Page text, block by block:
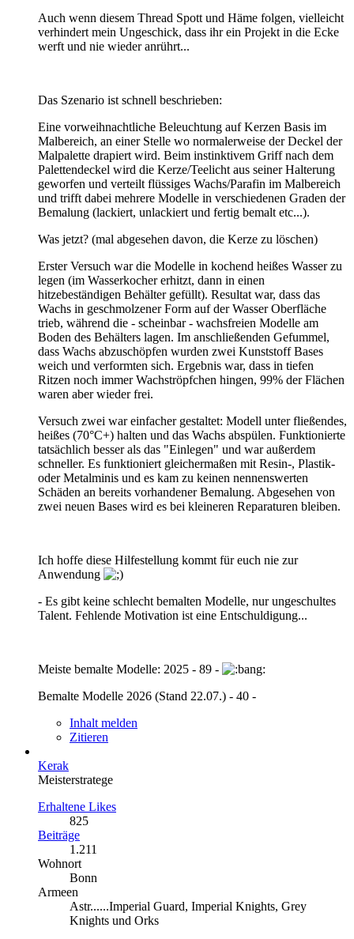
Auch wenn diesem Thread Spott und Häme folgen, vielleicht
verhindert mein Ungeschick, dass ihr ein Projekt in die Ecke
werft und nie wieder anrührt...
Das Szenario ist schnell beschrieben:
Eine vorweihnachtliche Beleuchtung auf Kerzen Basis im
Malbereich, an einer Stelle wo normalerweise der Deckel der
Malpalette drapiert wird. Beim instinktivem Griff nach dem
Palettendeckel wird die Kerze/Teelicht aus seiner Halterung
geworfen und verteilt flüssiges Wachs/Parafin im Malbereich
und trifft dabei mehrere Modelle in verschiedenen Graden der
Bemalung (lackiert, unlackiert und fertig bemalt etc...).
Was jetzt? (mal abgesehen davon, die Kerze zu löschen)
Erster Versuch war die Modelle in kochend heißes Wasser zu
legen (im Wasserkocher erhitzt, dann in einen
hitzebeständigen Behälter gefüllt). Resultat war, dass das
Wachs in geschmolzener Form auf der Wasser Oberfläche
trieb, während die - scheinbar - wachsfreien Modelle am
Boden des Behälters lagen. Im anschließenden Gefummel,
dass Wachs abzuschöpfen wurden zwei Kunststoff Bases
weich und verformten sich. Ergebnis war, dass in tiefen
Ritzen noch immer Wachströpfchen hingen, 99% der Flächen
waren aber wieder frei.
Versuch zwei war einfacher gestaltet: Modell unter fließendes,
heißes (70°C+) halten und das Wachs abspülen. Funktionierte
tatsächlich besser als das "Einlegen" und war außerdem
schneller. Es funktioniert gleichermaßen mit Resin-, Plastik-
oder Metalminis und es kam zu keinen nennenswerten
Schäden an bereits vorhandener Bemalung. Abgesehen von
zwei neuen Bases wird es bei kleineren Reparaturen bleiben.
Ich hoffe diese Hilfestellung kommt für euch nie zur
Anwendung
- Es gibt keine schlecht bemalten Modelle, nur ungeschultes
Talent. Fehlende Motivation ist eine Entschuldigung...
Meiste bemalte Modelle: 2025 - 89 -
Bemalte Modelle 2026 (Stand 22.07.) - 40 -
Inhalt melden
Zitieren
Kerak
Meisterstratege
Erhaltene Likes
825
Beiträge
1.211
Wohnort
Bonn
Armeen
Astr......Imperial Guard, Imperial Knights, Grey
Knights und Orks